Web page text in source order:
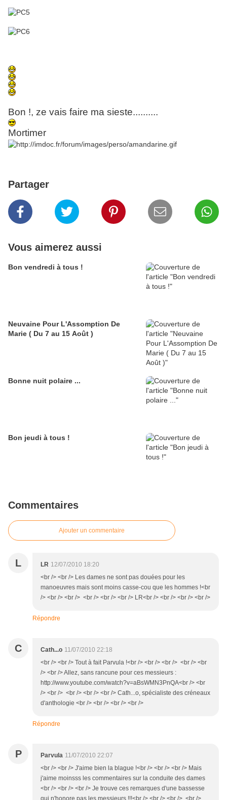
Bon !, ze vais faire ma sieste..........
Mortimer
Partager
Vous aimerez aussi
Bon vendredi à tous !
Neuvaine Pour L'Assomption De
Marie ( Du 7 au 15 Août )
Bonne nuit polaire ...
Bon jeudi à tous !
Commentaires
Ajouter un commentaire
L LR 12/07/2010 18:20
<br /> <br /> Les dames ne sont pas douées pour les
manoeuvres mais sont moins casse-cou que les hommes !<br
/> <br /> <br /> <br /> <br /> <br /> LR<br /> <br /> <br /> <br />
Répondre
C Cath...o 11/07/2010 22:18
<br /> <br /> Tout à fait Parvula !<br /> <br /> <br /> <br /> <br
/> <br /> Allez, sans rancune pour ces messieurs :
http://www.youtube.com/watch?v=aBsWMN3PnQA<br /> <br
/> <br /> <br /> <br /> <br /> Cath...o, spécialiste des créneaux
d'anthologie <br /> <br /> <br /> <br />
Répondre
P Parvula 11/07/2010 22:07
<br /> <br /> J'aime bien la blague !<br /> <br /> <br /> Mais
j'aime moinsss les commentaires sur la conduite des dames
<br /> <br /> <br /> Je trouve ces remarques d'une bassesse
qui n'honore pas les messieurs !!!<br /> <br /> <br /> <br />